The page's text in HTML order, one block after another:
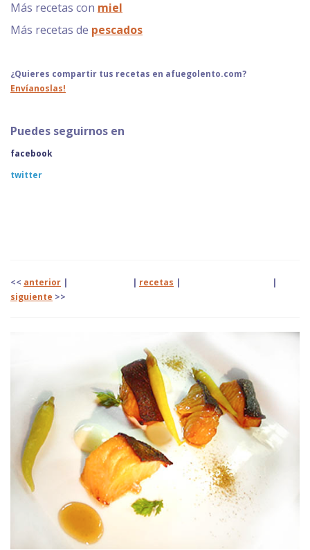
Más recetas con miel
Más recetas de pescados
¿Quieres compartir tus recetas en afuegolento.com?
Envíanoslas!
Puedes seguirnos en
facebook
twitter
<< anterior | | recetas |
|
siguiente >>